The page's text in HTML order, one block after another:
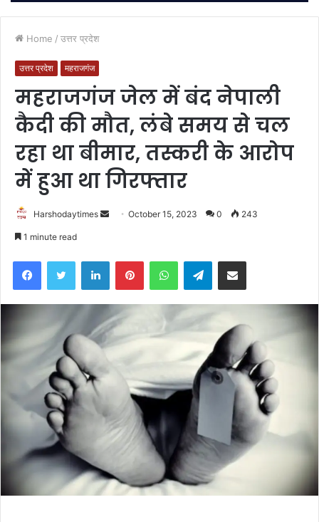
Home / उत्तर प्रदेश
उत्तर प्रदेश महराजगंज
महराजगंज जेल में बंद नेपाली
कैदी की मौत, लंबे समय से चल
रहा था बीमार, तस्करी के आरोप
में हुआ था गिरफ्तार
Harshodaytimes
SendOctober 15, 2023 0 243
1 minute read
FacebookTwitter LinkedInPinterestWhatsAppTelegramShare via Email